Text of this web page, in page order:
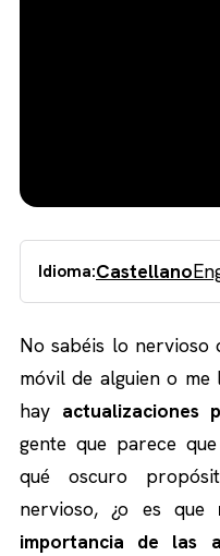
Idioma:Castellano
No sabéis lo nervioso
móvil de alguien o
hay actualizaciones
gente que parece
qué oscuro
nervioso, ¿o es que
importancia de las